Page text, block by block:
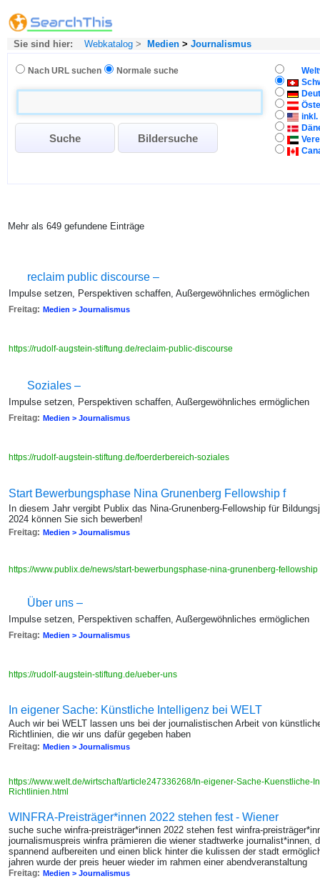
Sie sind hier: Webkatalog > Medien > Journalismus
Nach URL suchen Normale suche
inkl.
Mehr als 649 gefundene Einträge
reclaim public discourse –
Impulse setzen, Perspektiven schaffen, Außergewöhnliches ermöglichen
Freitag: Medien > Journalismus
https://rudolf-augstein-stiftung.de/reclaim-public-discourse
Soziales –
Impulse setzen, Perspektiven schaffen, Außergewöhnliches ermöglichen
Freitag: Medien > Journalismus
https://rudolf-augstein-stiftung.de/foerderbereich-soziales
Start Bewerbungsphase Nina Grunenberg Fellowship f
In diesem Jahr vergibt Publix das Nina-Grunenberg-Fellowship für
2024 können Sie sich bewerben!
Freitag: Medien > Journalismus
https://www.publix.de/news/start-bewerbungsphase-nina-grunenberg-fellowship
Über uns –
Impulse setzen, Perspektiven schaffen, Außergewöhnliches ermöglichen
Freitag: Medien > Journalismus
https://rudolf-augstein-stiftung.de/ueber-uns
In eigener Sache: Künstliche Intelligenz bei WELT
Auch wir bei WELT lassen uns bei der journalistischen Arbeit von
Richtlinien, die wir uns dafür gegeben haben
Freitag: Medien > Journalismus
https://www.welt.de/wirtschaft/article247336268/In-eigener-Sache-Kuenstliche-
Richtlinien.html
WINFRA-Preisträger*innen 2022 stehen fest - Wiener
suche suche winfra-preisträger*innen 2022 stehen fest winfra-
journalismuspreis winfra prämieren die wiener stadtwerke journalist*innen,
spannend aufbereiten und einen blick hinter die kulissen der stadt
jahren wurde der preis heuer wieder im rahmen einer abendveranstaltung
Freitag: Medien > Journalismus